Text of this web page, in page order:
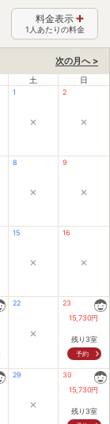
料金表示
1人あたりの料金
次の月へ >
土 日
1
×
2
×
8
×
9
×
15
×
16
×
22
×
23
15,730円
残り3室
予約
29
×
30
15,730円
残り3室